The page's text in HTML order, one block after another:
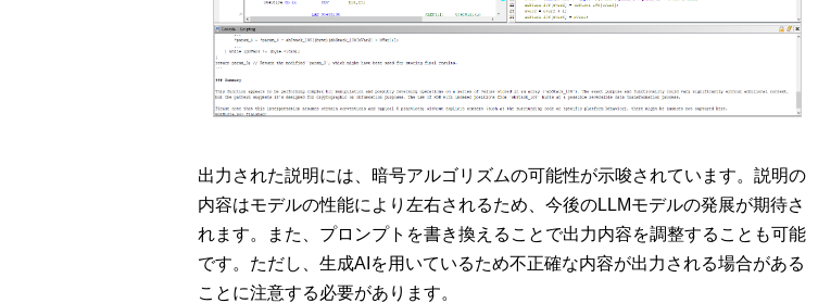
出力された説明には、暗号アルゴリズムの可能性が示唆されています。説明の
内容はモデルの性能により左右されるため、今後のLLMモデルの発展が期待さ
れます。また、プロンプトを書き換えることで出力内容を調整することも可能
です。ただし、生成AIを用いているため不正確な内容が出力される場合がある
ことに注意する必要があります。